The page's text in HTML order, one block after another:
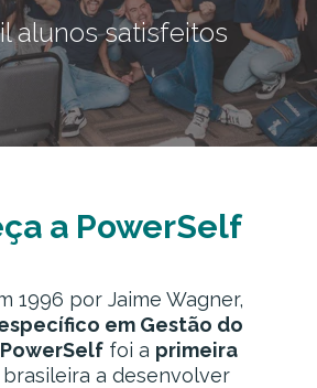
alunos satisfeitos
a PowerSelf
1996 por Jaime Wagner,
em Gestão do
PowerSelffoi a primeira
brasileira a desenvolver